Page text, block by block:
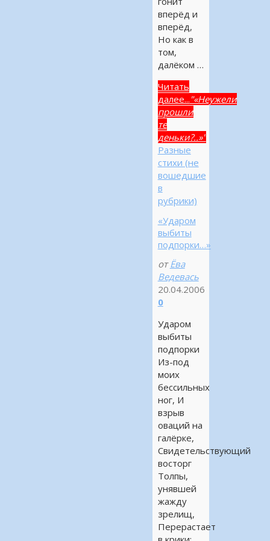
вперёд и
вперёд,
Но как в
том,
далёком …
Читать
далее... "«Неужели
прошли
те
деньки?..»"
Разные
стихи (не
вошедшие
в
рубрики)
«Ударом
выбиты
подпорки…»
от Ёва
Ведевась
20.04.2006
0
Ударом
выбиты
подпорки
Из-под
моих
бессильных
ног, И
взрыв
оваций на
галёрке,
Свидетельствующий
восторг
Толпы,
унявшей
жажду
зрелищ,
Перерастает